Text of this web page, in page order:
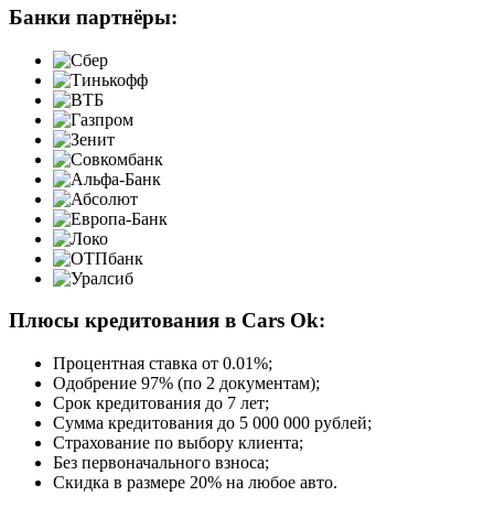
Банки партнёры:
Плюсы кредитования в Cars Ok:
Процентная ставка от 0.01%;
Одобрение 97% (по 2 документам);
Срок кредитования до 7 лет;
Сумма кредитования до 5 000 000 рублей;
Страхование по выбору клиента;
Без первоначального взноса;
Скидка в размере 20% на любое авто.